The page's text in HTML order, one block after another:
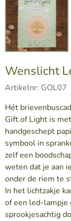
Wenslicht
Artikelnr: GOL07
Hét
Gift of Light is
handgeschept
symbool in
zelf een
weten dat je aan
onder de riem te
In het lichtzakje
of een led-lampje
sprookjesachtig